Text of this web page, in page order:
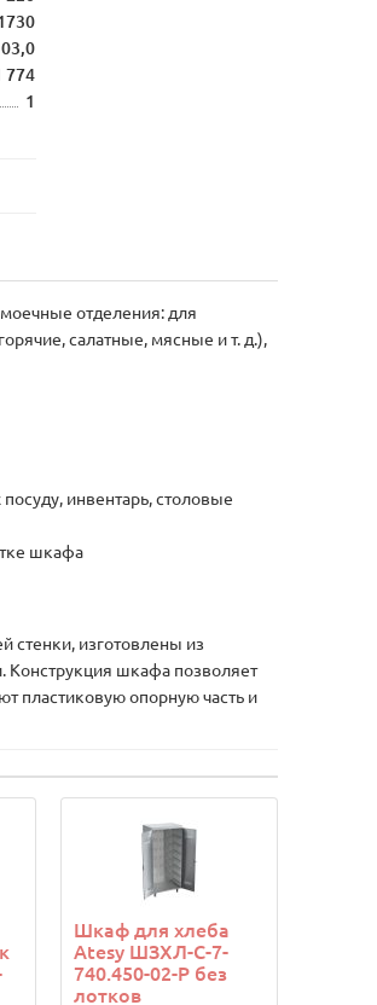
774
1
отделения: для
салатные, мясные и т. д.),
инвентарь, столовые
шкафа
изготовлены из
Конструкция шкафа позволяет
пластиковую опорную часть и
Шкаф для хлеба
Atesy ШЗХЛ-С-7-
740.450-02-Р без
лотков